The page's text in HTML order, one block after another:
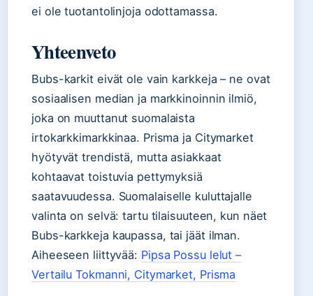
ei ole tuotantolinjoja odottamassa.
Yhteenveto
Bubs-karkit eivät ole vain karkkeja – ne ovat
sosiaalisen median ja markkinoinnin ilmiö,
joka on muuttanut suomalaista
irtokarkkimarkkinaa. Prisma ja Citymarket
hyötyvät trendistä, mutta asiakkaat
kohtaavat toistuvia pettymyksiä
saatavuudessa. Suomalaiselle kuluttajalle
valinta on selvä: tartu tilaisuuteen, kun näet
Bubs-karkkeja kaupassa, tai jäät ilman.
Aiheeseen liittyvää: Pipsa Possu lelut –
Vertailu Tokmanni, Citymarket, Prisma